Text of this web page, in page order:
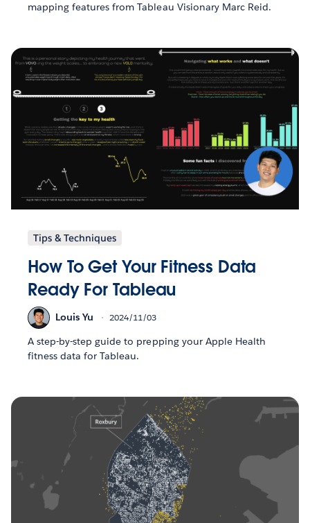
mapping features from Tableau Visionary Marc Reid.
Tips & Techniques
How To Get Your Fitness Data
Ready For Tableau
Louis Yu 2024/11/03
A step-by-step guide to prepping your Apple Health
fitness data for Tableau.